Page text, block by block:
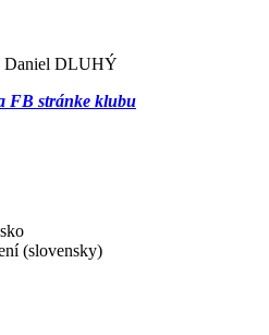
Daniel DLUHÝ
FB stránke klubu
(slovensky)